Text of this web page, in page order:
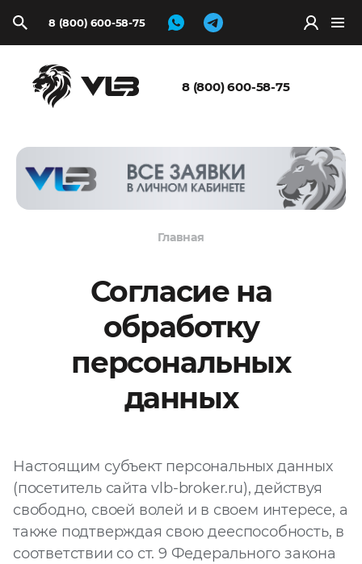
8 (800) 600-58-75
8 (800) 600-58-75
Главная
Согласие на
обработку
персональных
данных
Настоящим субъект персональных данных
(посетитель сайта vlb-broker.ru), действуя
свободно, своей волей и в своем интересе, а
также подтверждая свою дееспособность, в
соответствии со ст. 9 Федерального закона
Запросить
расчёт
Файл
не
Добавить еще